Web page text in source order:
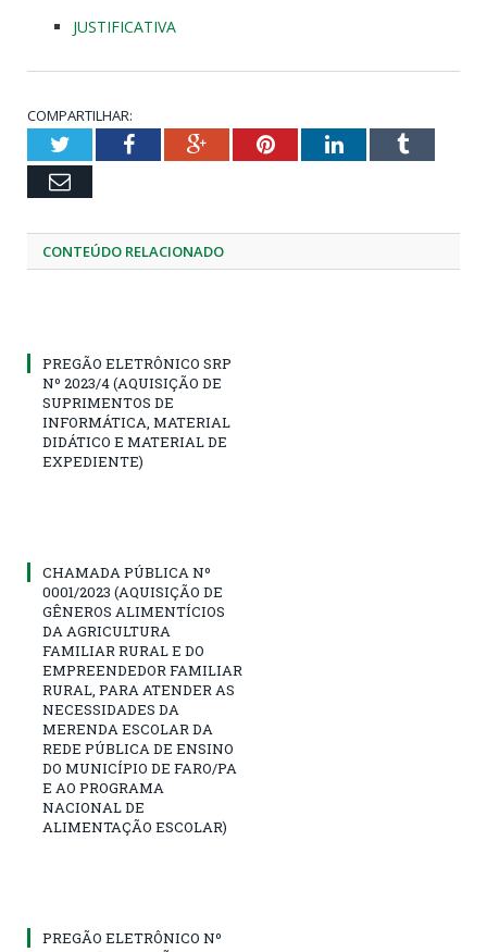
JUSTIFICATIVA
COMPARTILHAR:
TwitterFacebookGoogle+PinterestLinkedInTumblr
Email
CONTEÚDO RELACIONADO
PREGÃO ELETRÔNICO SRP
Nº 2023/4 (AQUISIÇÃO DE
SUPRIMENTOS DE
INFORMÁTICA, MATERIAL
DIDÁTICO E MATERIAL DE
EXPEDIENTE)
CHAMADA PÚBLICA Nº
0001/2023 (AQUISIÇÃO DE
GÊNEROS ALIMENTÍCIOS
DA AGRICULTURA
FAMILIAR RURAL E DO
EMPREENDEDOR FAMILIAR
RURAL, PARA ATENDER AS
NECESSIDADES DA
MERENDA ESCOLAR DA
REDE PÚBLICA DE ENSINO
DO MUNICÍPIO DE FARO/PA
E AO PROGRAMA
NACIONAL DE
ALIMENTAÇÃO ESCOLAR)
PREGÃO ELETRÔNICO Nº